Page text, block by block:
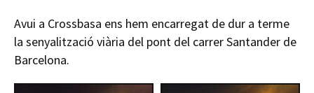
Avui a Crossbasa ens hem encarregat de dur a terme
la senyalització viària del pont del carrer Santander de
Barcelona.